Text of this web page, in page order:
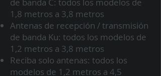
1,8 metros a 3,8 metros
Antenas de recepción / transmisión
de banda Ku: todos los modelos de
1,2 metros a 3,8 metros
Reciba solo antenas: todos los
modelos de 1,2 metros a 4,5